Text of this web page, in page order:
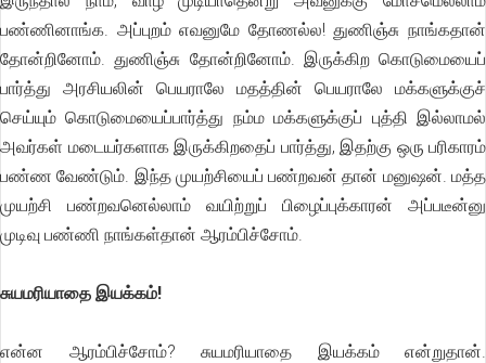
பண்ணினாங்க. அப்புறம் எவனுமே தோணல்ல! துணிஞ்சு நாங்கதான்
தோன்றினோம். துணிஞ்சு தோன்றினோம். இருக்கிற கொடுமையைப்
பார்த்து அரசியலின் பெயராலே மதத்தின் பெயராலே மக்களுக்குச்
செய்யும் கொடுமையைப்பார்த்து நம்ம மக்களுக்குப் புத்தி இல்லாமல்
அவர்கள் மடையர்களாக இருக்கிறதைப் பார்த்து, இதற்கு ஒரு பரிகாரம்
பண்ண வேண்டும். இந்த முயற்சியைப் பண்றவன் தான் மனுஷன். மத்த
முயற்சி பண்றவனெல்லாம் வயிற்றுப் பிழைப்புக்காரன் அப்படீன்னு
முடிவு பண்ணி நாங்கள்தான் ஆரம்பிச்சோம்.
சுயமரியாதை இயக்கம்!
என்ன ஆரம்பிச்சோம்? சுயமரியாதை இயக்கம் என்றுதான்.